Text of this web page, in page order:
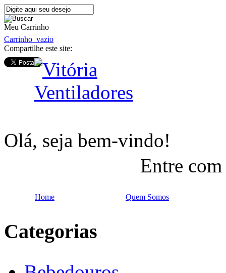
Meu Carrinho
Carrinho vazio
Compartilhe este site:
Olá, seja bem-vindo!
Entre
Home Quem Somos
Categorias